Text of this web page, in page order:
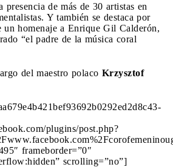
de más de 30 artistas en
Y también se destaca por
un homenaje a Enrique Gil Calderón,
“el padre de la música coral
del maestro polaco Krzysztof
plugins/post.php?
frameborder=”0″
scrolling=”no”]